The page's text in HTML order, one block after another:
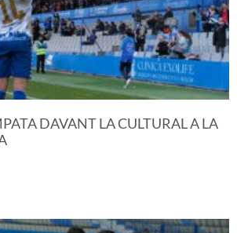
DAVANT LA CULTURAL A LA